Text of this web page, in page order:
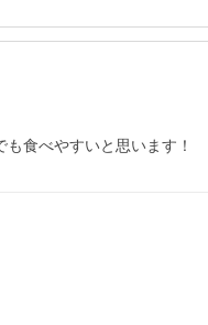
食べやすいと思います！